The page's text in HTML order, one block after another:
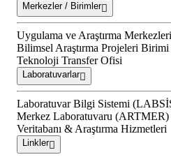
Merkezler / Birimler
Uygulama ve Araştırma Merkezleri
Bilimsel Araştırma Projeleri Birimi
Teknoloji Transfer Ofisi
Laboratuvarlar
Laboratuvar Bilgi Sistemi
Merkez Laboratuvaru (ARTMER)
Veritabanı & Araştırma Hizmetleri
Linkler